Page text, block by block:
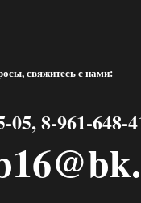
свяжитесь с нами:
05, 8-961-648-